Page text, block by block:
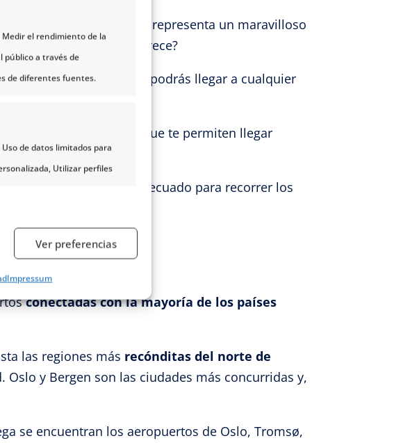
el rendimiento de la
público a través de
de diferentes fuentes.
de datos limitados para
Utilizar perfiles
y mejora de los
el contenido.
información,
y eliminar
Ver preferencias
Impressum
en la cultura, representa un maravilloso
maravillas que nos ofrece?
en Noruega, ya que así podrás llegar a cualquier
paisajes.
, autobuses, taxis y ferris que te permiten llegar
medio de transporte adecuado para recorrer los
conectadas con la mayoría de los países
las regiones más recónditas del norte de
y Bergen son las ciudades más concurridas y,
se encuentran los aeropuertos de Oslo, Tromsø,